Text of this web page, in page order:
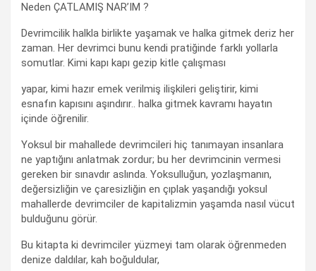
Neden ÇATLAMIŞ NAR’IM ?
Devrimcilik halkla birlikte yaşamak ve halka gitmek deriz her
zaman. Her devrimci bunu kendi pratiğinde farklı yollarla
somutlar. Kimi kapı kapı gezip kitle çalışması
yapar, kimi hazır emek verilmiş ilişkileri geliştirir, kimi
esnafın kapısını aşındırır.. halka gitmek kavramı hayatın
içinde öğrenilir.
Yoksul bir mahallede devrimcileri hiç tanımayan insanlara
ne yaptığını anlatmak zordur; bu her devrimcinin vermesi
gereken bir sınavdır aslında. Yoksulluğun, yozlaşmanın,
değersizliğin ve çaresizliğin en çıplak yaşandığı yoksul
mahallerde devrimciler de kapitalizmin yaşamda nasıl vücut
bulduğunu görür.
Bu kitapta ki devrimciler yüzmeyi tam olarak öğrenmeden
denize daldılar, kah boğuldular,